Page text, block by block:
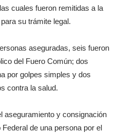
cuales fueron remitidas a la
su trámite legal.
aseguradas, seis fueron
del Fuero Común; dos
por golpes simples y dos
contra la salud.
aseguramiento y consignación
de una persona por el